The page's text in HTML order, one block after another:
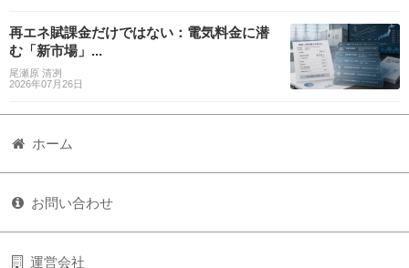
再エネ賦課金だけではない：電気料金に潜
む「新市場」...
尾瀬原 清冽
2026年07月26日
ホーム
お問い合わせ
運営会社